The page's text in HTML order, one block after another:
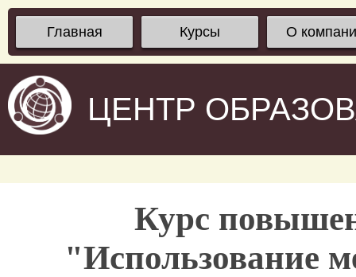
Главная Курсы О
ЦЕНТР
Курс
"Использование